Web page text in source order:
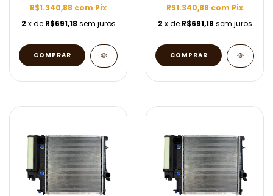
R$1.340,88 com Pix
2 x de R$691,18 sem juros
R$1.340,88 com Pix
2 x de R$691,18 sem juros